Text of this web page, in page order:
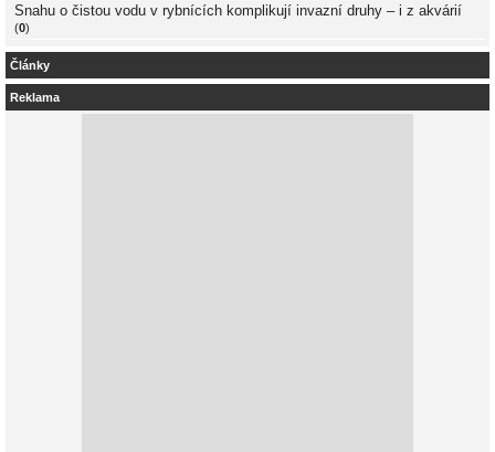
Snahu o čistou vodu v rybnících komplikují invazní druhy – i z akvárií
(0)
Články
Reklama